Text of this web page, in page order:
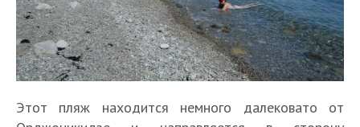
Этот пляж находится немного далековато от